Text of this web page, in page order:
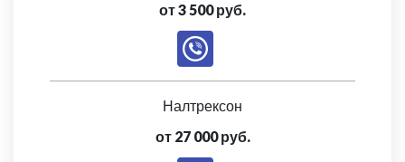
от 3 500 руб.
Налтрексон
от 27 000 руб.